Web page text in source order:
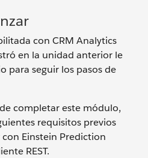
con CRM Analytics
en la unidad anterior le
para seguir los pasos de
completar este módulo,
requisitos previos
Einstein Prediction
REST.